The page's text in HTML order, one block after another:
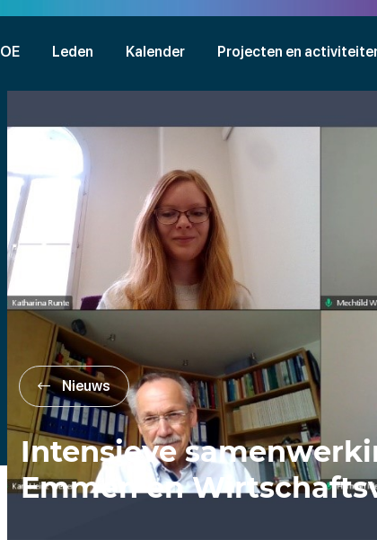
OE Leden Kalender Projecten en
Nieuws
Intensieve
Emmen en